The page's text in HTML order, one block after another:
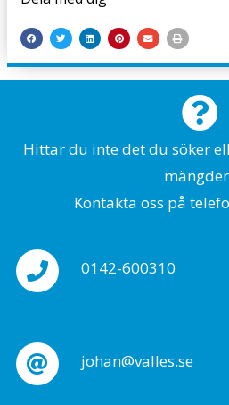
Hittar du inte det du söker
Kontakta oss på
0142-600310
johan@valles.se